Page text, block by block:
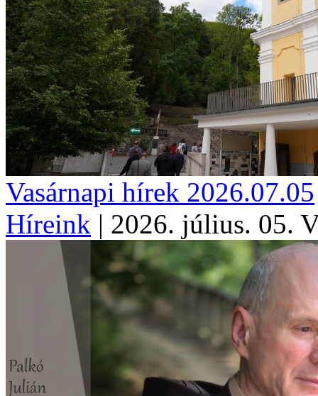
Vasárnapi hírek 2026.07.05
Híreink | 2026. július. 05.